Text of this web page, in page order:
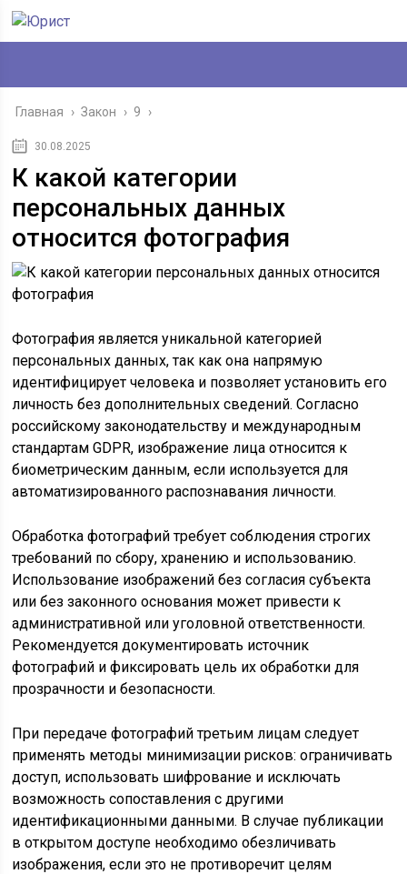
Главная › Закон › 9 ›
30.08.2025
К какой категории
персональных данных
относится фотография
Фотография является уникальной категорией
персональных данных, так как она напрямую
идентифицирует человека и позволяет установить его
личность без дополнительных сведений. Согласно
российскому законодательству и международным
стандартам GDPR, изображение лица относится к
биометрическим данным, если используется для
автоматизированного распознавания личности.
Обработка фотографий требует соблюдения строгих
требований по сбору, хранению и использованию.
Использование изображений без согласия субъекта
или без законного основания может привести к
административной или уголовной ответственности.
Рекомендуется документировать источник
фотографий и фиксировать цель их обработки для
прозрачности и безопасности.
При передаче фотографий третьим лицам следует
применять методы минимизации рисков: ограничивать
доступ, использовать шифрование и исключать
возможность сопоставления с другими
идентификационными данными. В случае публикации
в открытом доступе необходимо обезличивать
изображения, если это не противоречит целям